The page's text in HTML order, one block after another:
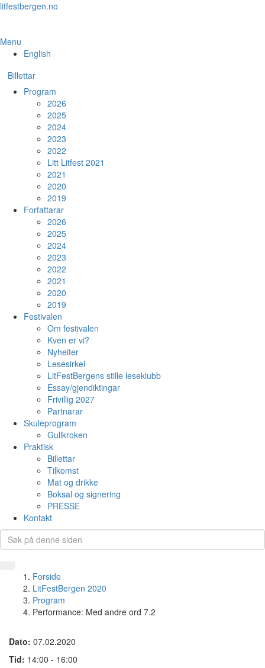
Skip
content
litfestbergen.no
Menu
English
Billettar
Program
2026
2025
2024
2023
2022
Litt Litfest 2021
2021
2020
2019
Forfattarar
2026
2025
2024
2023
2022
2021
2020
2019
Festivalen
Om festivalen
Kven er vi?
Nyheiter
Lesesirkel
LitFestBergens stille leseklubb
Essay/gjendiktingar
Frivillig 2027
Partnarar
Skuleprogram
Gullkroken
Praktisk
Billettar
Tilkomst
Mat og drikke
Boksal og signering
PRESSE
Kontakt
Forside
LitFestBergen 2020
Program
Performance: Med andre ord 7.2
Dato: 07.02.2020
Tid: 14:00 - 16:00